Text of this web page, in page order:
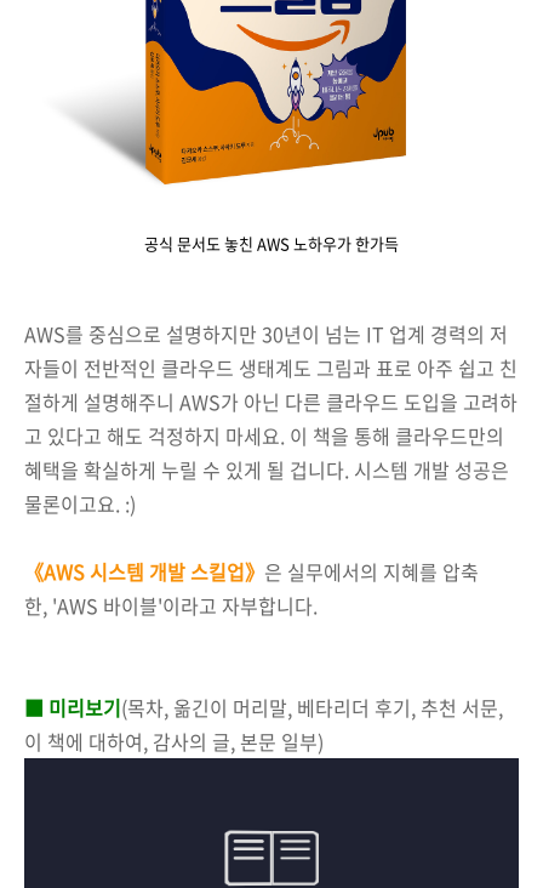
공식 문서도 놓친 AWS 노하우가 한가득
AWS를 중심으로 설명하지만 30년이 넘는 IT 업계 경력의 저
자들이 전반적인 클라우드 생태계도 그림과 표로 아주 쉽고 친
절하게 설명해주니 AWS가 아닌 다른 클라우드 도입을 고려하
고 있다고 해도 걱정하지 마세요. 이 책을 통해 클라우드만의
혜택을 확실하게 누릴 수 있게 될 겁니다. 시스템 개발 성공은
물론이고요. :)
《AWS 시스템 개발 스킬업》 은 실무에서의 지혜를 압축
한, 'AWS 바이블'이라고 자부합니다.
■ 미리보기(목차, 옮긴이 머리말, 베타리더 후기, 추천 서문,
이 책에 대하여, 감사의 글, 본문 일부)